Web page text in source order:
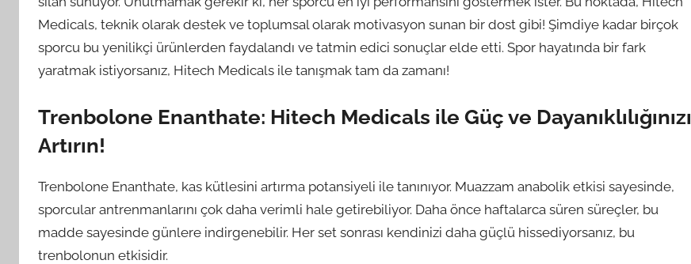
Medicals, teknik olarak destek ve toplumsal olarak motivasyon sunan bir dost gibi! Şimdiye kadar birçok
sporcu bu yenilikçi ürünlerden faydalandı ve tatmin edici sonuçlar elde etti. Spor hayatında bir fark
yaratmak istiyorsanız, Hitech Medicals ile tanışmak tam da zamanı!
Trenbolone Enanthate: Hitech Medicals ile Güç ve Dayanıklılığınızı
Artırın!
Trenbolone Enanthate, kas kütlesini artırma potansiyeli ile tanınıyor. Muazzam anabolik etkisi sayesinde,
sporcular antrenmanlarını çok daha verimli hale getirebiliyor. Daha önce haftalarca süren süreçler, bu
madde sayesinde günlere indirgenebilir. Her set sonrası kendinizi daha güçlü hissediyorsanız, bu
trenbolonun etkisidir.